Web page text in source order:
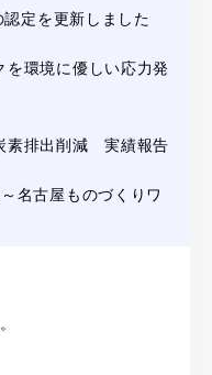
定を更新しました
環境に優しい応力発
素排出削減 実績報告
名古屋ものづくりワ